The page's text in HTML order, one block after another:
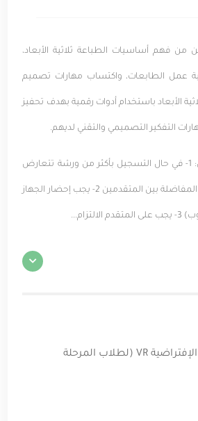
من فهم أساسيات الطباعة ثلاثية الأبعاد،
عمل الطابعات، واكتساب مهارات تصميم
الأبعاد باستخدام أدوات رقمية بهدف تحفيز
التفكير التصميمي والتقني لديهم.
شروط التسجيل: 1- في حال التسجيل بأكثر من ورشة تتعارض
في الوقت سيتم المفاضلة بين المتقدمين 2- يجب إحضار الجهاز
اكاديمية طويق- العوالم الإفتراضية VR (لطلاب المرحلة